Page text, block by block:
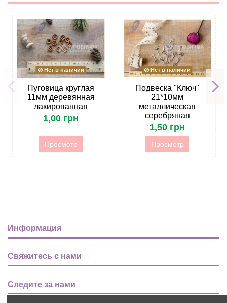
Нет в наличии
Пуговица круглая
11мм деревянная
лакированная
1,00 грн
Просмотр
Нет в наличии
Подвеска "Ключ"
21*10мм
металлическая
серебряная
1,50 грн
Просмотр
Информация
Свяжитесь с нами
Следите за нами